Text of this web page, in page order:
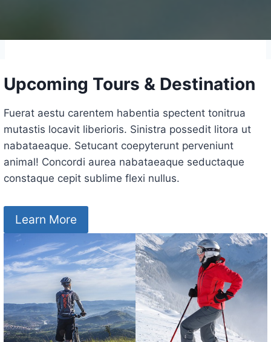
Upcoming Tours & Destination
Fuerat aestu carentem habentia spectent tonitrua
mutastis locavit liberioris. Sinistra possedit litora ut
nabataeaque. Setucant coepyterunt perveniunt
animal! Concordi aurea nabataeaque seductaque
constaque cepit sublime flexi nullus.
Learn More